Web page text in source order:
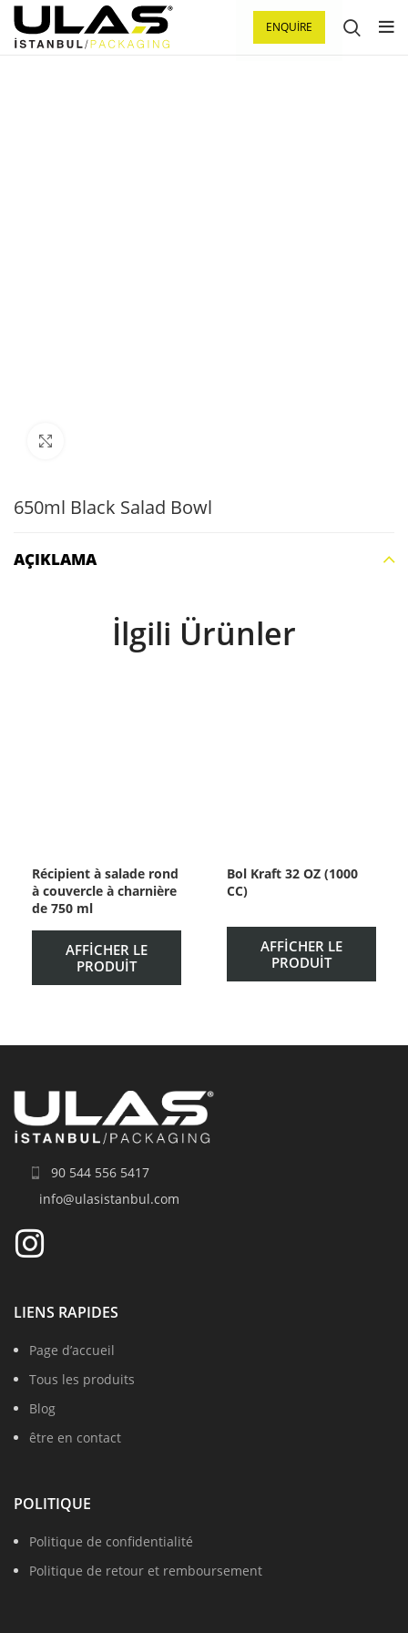
ENQUIRE
650ml Black Salad Bowl
AÇIKLAMA
İlgili Ürünler
Récipient à salade rond
à couvercle à charnière
de 750 ml
AFFICHER LE
PRODUIT
Bol Kraft 32 OZ (1000
CC)
AFFICHER LE
PRODUIT
90 544 556 5417
info@ulasistanbul.com
LIENS RAPIDES
Page d’accueil
Tous les produits
Blog
être en contact
POLITIQUE
Politique de confidentialité
Politique de retour et remboursement